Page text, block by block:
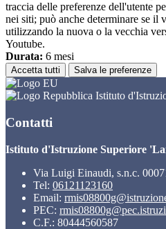
traccia delle preferenze dell'utente
nei siti; può anche determinare se il
utilizzando la nuova o la vecchia
Youtube.
Durata: 6 mesi
Accetta tutti Salva le preferenze
Istituto
Contatti
Istituto d'Istruzione Superiore
Via Luigi Einaudi, s.n.c.
Tel: 06121123160
Email:
PEC:
C.F.: 80444560587